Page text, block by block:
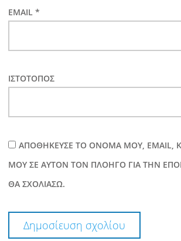
EMAIL *
ΙΣΤΌΤΟΠΟΣ
ΑΠΟΘΉΚΕΥΣΕ ΤΟ ΌΝΟΜΆ ΜΟΥ, EMAIL,
ΜΟΥ ΣΕ ΑΥΤΌΝ ΤΟΝ ΠΛΟΗΓΌ ΓΙΑ ΤΗΝ
ΘΑ ΣΧΟΛΙΆΣΩ.